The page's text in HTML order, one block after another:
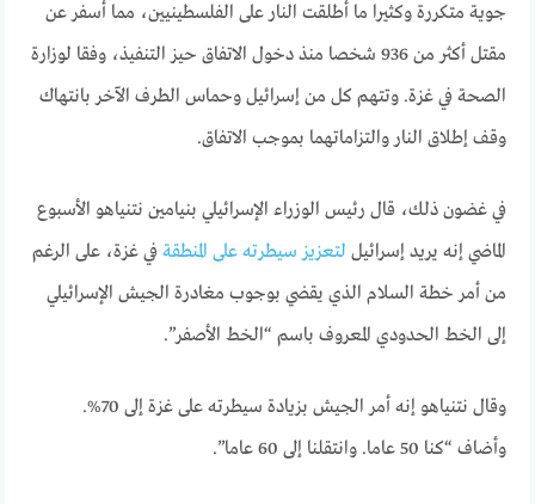
جوية متكررة وكثيرا ما أطلقت النار على الفلسطينيين، مما أسفر عن
مقتل أكثر من 936 شخصا منذ دخول الاتفاق حيز التنفيذ، وفقا لوزارة
الصحة في غزة. وتتهم كل من إسرائيل وحماس الطرف الآخر بانتهاك
وقف إطلاق النار والتزاماتهما بموجب الاتفاق.
في غضون ذلك، قال رئيس الوزراء الإسرائيلي بنيامين نتنياهو الأسبوع
الماضي إنه يريد إسرائيل لتعزيز سيطرته على المنطقة في غزة، على الرغم
من أمر خطة السلام الذي يقضي بوجوب مغادرة الجيش الإسرائيلي
إلى الخط الحدودي المعروف باسم “الخط الأصفر”.
وقال نتنياهو إنه أمر الجيش بزيادة سيطرته على غزة إلى 70%.
وأضاف “كنا 50 عاما. وانتقلنا إلى 60 عاما”.